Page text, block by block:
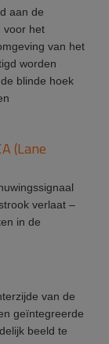
aan de
voor het
van het
worden
blinde hoek
(Lane
verlaat –
in de
van de
geïntegreerde
beeld te